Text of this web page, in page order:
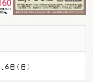
日（日）